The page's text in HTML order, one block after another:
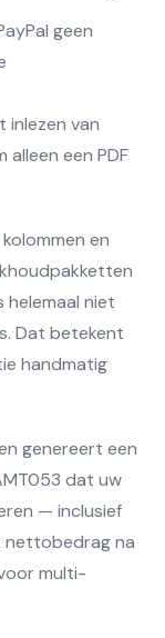
geen
van
een PDF
en
helemaal niet
Dat betekent
handmatig
genereert een
dat uw
— inclusief
na
multi-